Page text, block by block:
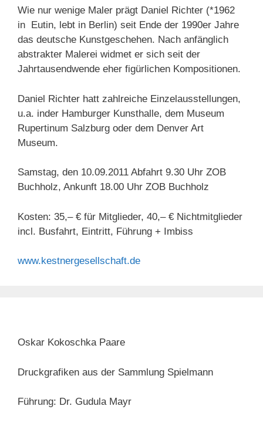
Wie nur wenige Maler prägt Daniel Richter (*1962
in Eutin, lebt in Berlin) seit Ende der 1990er Jahre
das deutsche Kunstgeschehen. Nach anfänglich
abstrakter Malerei widmet er sich seit der
Jahrtausendwende eher figürlichen Kompositionen.
Daniel Richter hatt zahlreiche Einzelausstellungen,
u.a. inder Hamburger Kunsthalle, dem Museum
Rupertinum Salzburg oder dem Denver Art
Museum.
Samstag, den 10.09.2011 Abfahrt 9.30 Uhr ZOB
Buchholz, Ankunft 18.00 Uhr ZOB Buchholz
Kosten: 35,– € für Mitglieder, 40,– € Nichtmitglieder
incl. Busfahrt, Eintritt, Führung + Imbiss
www.kestnergesellschaft.de
Oskar Kokoschka Paare
Druckgrafiken aus der Sammlung Spielmann
Führung: Dr. Gudula Mayr